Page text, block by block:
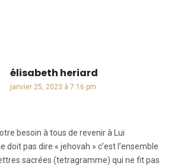
élisabeth heriard
janvier 25, 2023 à 7:16 pm
besoin à tous de revenir à Lui
doit pas dire « jehovah » c’est l’ensemble
sacrées (tetragramme) qui ne fit pas